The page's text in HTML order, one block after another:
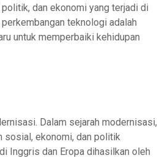
dan ekonomi yang terjadi di
teknologi adalah
untuk memperbaiki kehidupan
Dalam sejarah modernisasi,
sosial, ekonomi, dan politik
Inggris dan Eropa dihasilkan oleh